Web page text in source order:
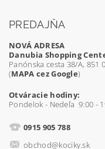
PREDAJŇA
NOVÁ ADRESA
Danubia Shopping
Panónska cesta 38/A, 851
(MAPA cez Google)
Otváracie hodiny:
Pondelok - Nedeľa 9:00 -
0915 905 788
obchod@kociky.sk